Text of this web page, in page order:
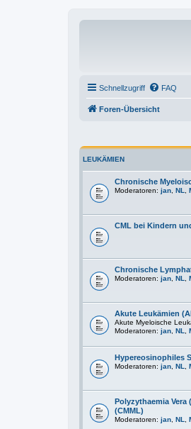
Schnellzugriff FAQ
Foren-Übersicht
LEUKÄMIEN
Chronische
Moderatoren: jan NL
CML bei Kindern
Chronische
Moderatoren: jan NL
Akute Leukämien
Akute Myeloische
Moderatoren: jan NL
Hypereosinophiles
Moderatoren: jan NL
Polyzythaemia
(CMML)
Moderatoren: jan NL